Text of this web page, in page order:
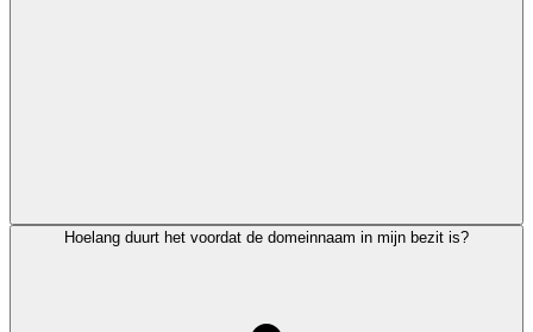
Hoelang duurt het voordat de domeinnaam in mijn bezit is?